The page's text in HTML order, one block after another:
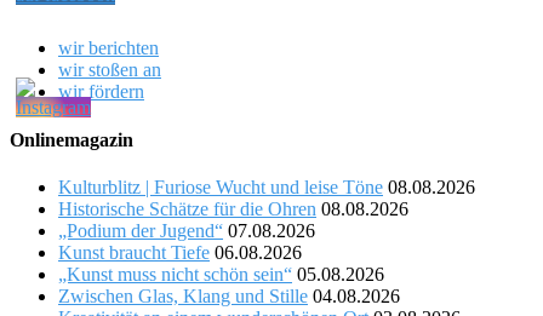
wir berichten
wir stoßen an
wir fördern
Onlinemagazin
Kulturblitz | Furiose Wucht und leise Töne 08.08.2026
Historische Schätze für die Ohren 08.08.2026
„Podium der Jugend“ 07.08.2026
Kunst braucht Tiefe 06.08.2026
„Kunst muss nicht schön sein“ 05.08.2026
Zwischen Glas, Klang und Stille 04.08.2026